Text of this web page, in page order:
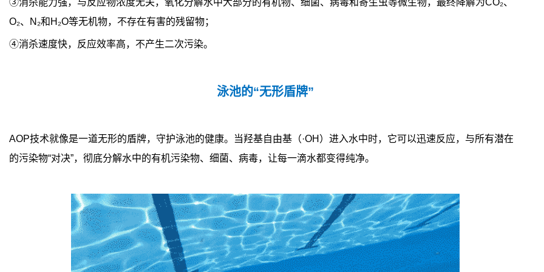
③消杀能力强，与反应物浓度无关，氧化分解水中大部分的有机物、细菌、病毒和寄生虫等微生物，最终降解为CO₂、
O₂、N₂和H₂O等无机物，不存在有害的残留物；
④消杀速度快，反应效率高，不产生二次污染。
泳池的“无形盾牌”
AOP技术就像是一道无形的盾牌，守护泳池的健康。当羟基自由基（·OH）进入水中时，它可以迅速反应，与所有潜在
的污染物“对决”，彻底分解水中的有机污染物、细菌、病毒，让每一滴水都变得纯净。